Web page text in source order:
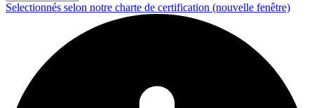
Selectionnés selon notre charte de certification (nouvelle fenêtre)